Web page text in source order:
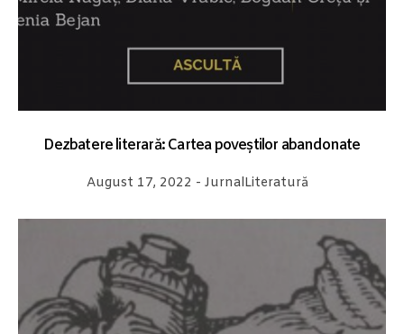
Dezbatere literară: Cartea poveștilor abandonate
August 17, 2022 - JurnalLiteratură